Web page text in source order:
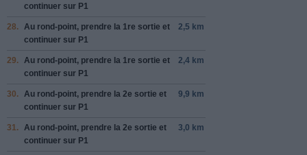
continuer sur P1
28. Au rond-point, prendre la 1re sortie et
continuer sur P1
2,5 km
29. Au rond-point, prendre la 1re sortie et
continuer sur P1
2,4 km
30. Au rond-point, prendre la 2e sortie et
continuer sur P1
9,9 km
31. Au rond-point, prendre la 2e sortie et
continuer sur P1
3,0 km